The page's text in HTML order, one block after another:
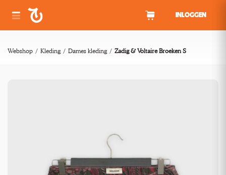
INLOGGEN
Webshop Kleding Dames kleding Zadig & Voltaire Broeken S